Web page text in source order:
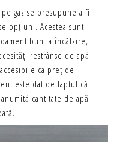
gaz se presupune a fi
opţiuni. Acestea sunt
bun la încălzire,
restrânse de apă
ca preţ de
este dat de faptul că
cantitate de apă